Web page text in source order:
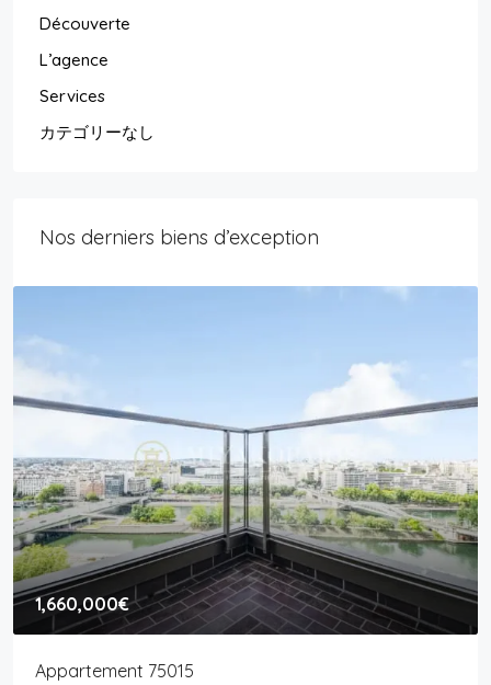
Découverte
L’agence
Services
カテゴリーなし
Nos derniers biens d’exception
1,660,000€
Appartement 75015